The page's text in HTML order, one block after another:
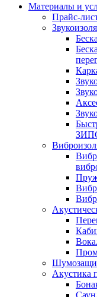
Материалы и
Прайс-
Акустика